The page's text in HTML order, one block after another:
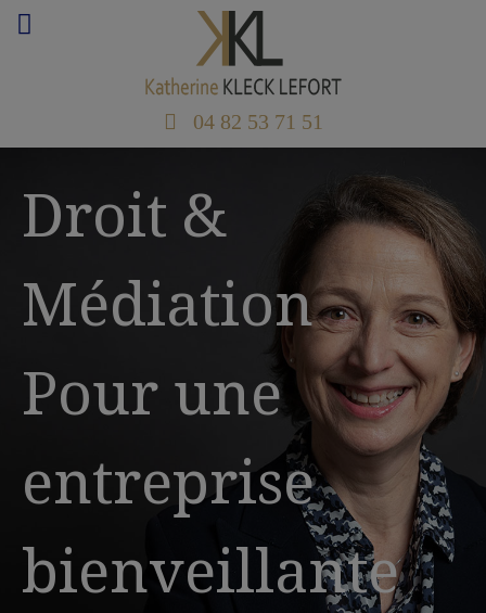
04 82 53 71 51
Droit &
Médiation
Pour une
entreprise
bienveillante